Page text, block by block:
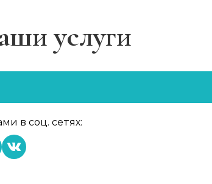
услуги
в соц. сетях: